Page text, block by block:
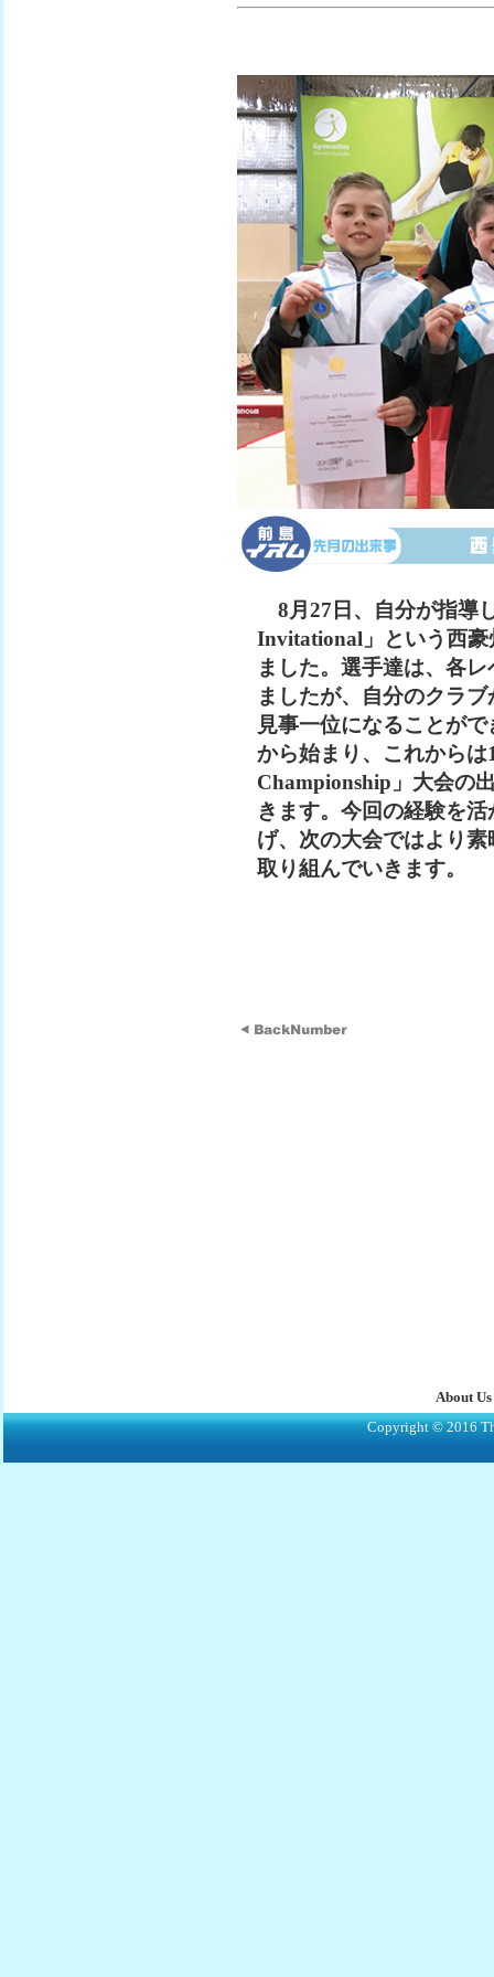
8月27日、自分が指導
Invitational」という西
ました。選手達は、各
ましたが、自分のクラ
見事一位になることが
から始まり、これからは
Championship」大会の
きます。今回の経験を
げ、次の大会ではより
取り組んでいきます。
About Us
Copyright © 2016